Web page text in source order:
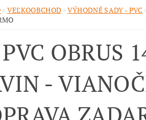
OBRUSY 🎄 VIANOČNÝ TOVAR
TOVAR
MOJA OBJEDNÁVKA
VEĽKOOBCHOD VÝHODNÉ SADY - PVC
OBRUS
-